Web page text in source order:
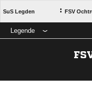
SuS Legden : FSV
Legende